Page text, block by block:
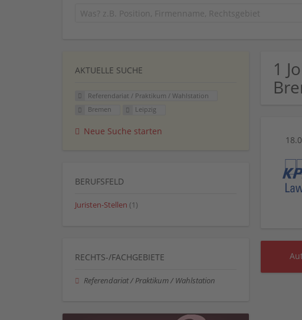
1
AKTUELLE SUCHE
Referendariat / Praktikum / Wahlstation
Bremen
Leipzig
Neue Suche starten
BERUFSFELD
Juristen-Stellen (1)
RECHTS-/FACHGEBIETE
Referendariat / Praktikum / Wahlstation